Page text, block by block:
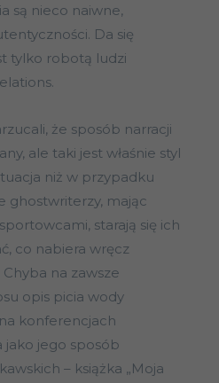
są nieco naiwne,
Da się
tylko robotą ludzi
że sposób narracji
ale taki jest właśnie styl
niż w przypadku
ghostwriterzy, mając
starają się ich
co nabiera wręcz
na zawsze
opis picia wody
konferencjach
jako jego sposób
– książka „Moja